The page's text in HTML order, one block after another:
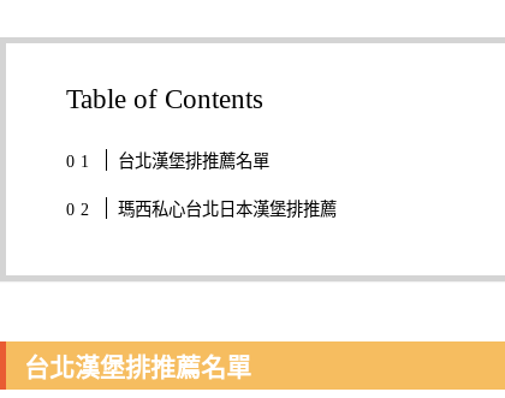
Table of Contents
台北漢堡排推薦名單
瑪西私心台北日本漢堡排推薦
台北漢堡排推薦名單